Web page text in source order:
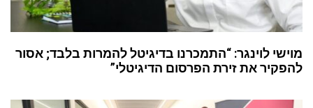
מוישי לוינגר: “התמכרנו בדיגיטל להמרות בלבד; אסור
להפקיר את זירת הפרסום הדיגיטלי”